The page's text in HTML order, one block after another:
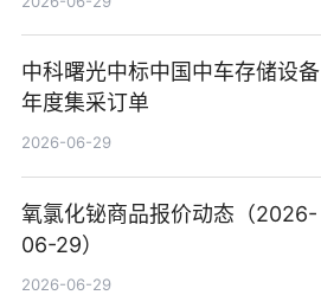
中科曙光中标中国中车存储设备
年度集采订单
2026-06-29
氧氯化铋商品报价动态（2026-
06-29）
2026-06-29